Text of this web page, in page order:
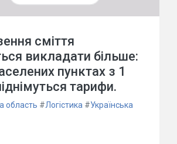
сміття
викладати більше:
пунктах з 1
тарифи.
область #Логістика #Українська